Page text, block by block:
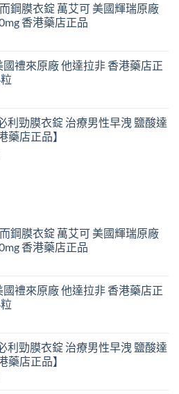
鋼膜衣錠 萬艾可 美國輝瑞原廠
香港藥店正品
國禮來原廠 他達拉非 香港藥店正
利勁膜衣錠 治療男性早洩 鹽酸達
藥店正品】
鋼膜衣錠 萬艾可 美國輝瑞原廠
香港藥店正品
國禮來原廠 他達拉非 香港藥店正
利勁膜衣錠 治療男性早洩 鹽酸達
藥店正品】